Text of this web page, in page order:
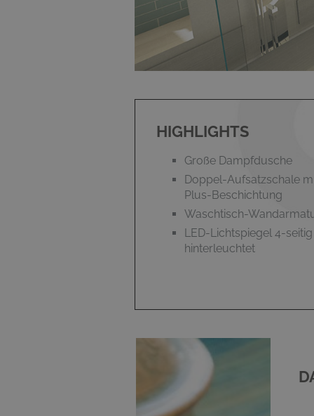
HIGHLIGHTS
Große Dampfdusche
Doppel-Aufsatzschale
Plus-Beschichtung
Waschtisch-
LED-Lichtspiegel 4-seitig
hinterleuchtet